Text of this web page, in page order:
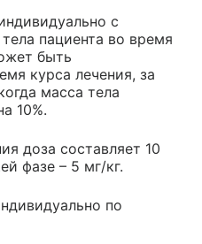
с
пациента во время
быть
курса лечения, за
масса тела
10%.
доза составляет 10
фазе – 5 мг/кг.
по